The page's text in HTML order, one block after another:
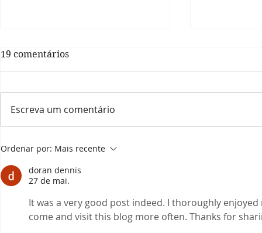
Prefeitura informa: últimos
dias para alistamento
militar 2024
19 comentários
Escreva um comentário
Ordenar por: Mais recente
doran dennis
27 de mai.
It was a very good post indeed. I thoroughly
come and visit this blog more often. Thanks for